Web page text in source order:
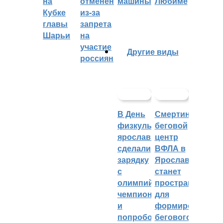
Кубке
главы
Шарьи
из-за
запрета
на
участие
россиян
Другие виды
В День
физкультурника
ярославцы
сделали
зарядку
с
олимпийским
чемпионом
и
попробовали
Смертин:
беговой
центр
ВФЛА в
Ярославле
станет
пространством
для
формирования
бегового